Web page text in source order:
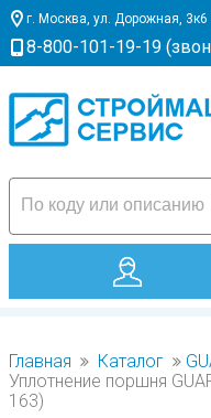
г. Москва, ул. Дорожная, 3к6
8-800-101-19-19
Главная Каталог
Уплотнение поршня
163)